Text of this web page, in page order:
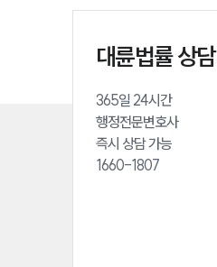
대륜법률 상담
365일 24시간
행정전문변호사
즉시 상담 가능
1660-1807